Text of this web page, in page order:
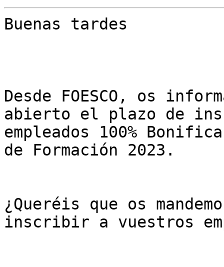
Buenas tardes
Desde FOESCO, os
abierto el plazo de
empleados 100%
de Formación 2023.
¿Queréis que os
inscribir a vuestros